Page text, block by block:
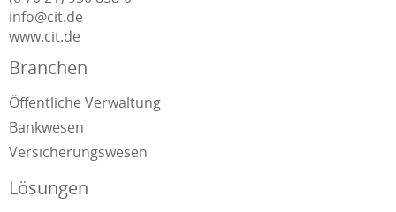
info@cit.de
www.cit.de
Branchen
Öffentliche Verwaltung
Bankwesen
Versicherungswesen
Lösungen